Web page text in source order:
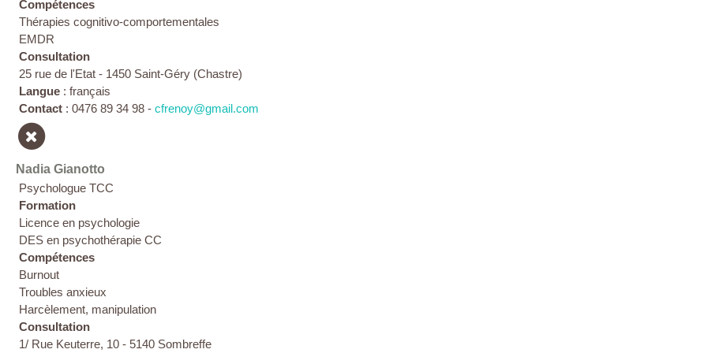
Compétences
Thérapies cognitivo-comportementales
EMDR
Consultation
25 rue de l'Etat - 1450 Saint-Géry (Chastre)
Langue : français
Contact : 0476 89 34 98 - cfrenoy@gmail.com
Nadia Gianotto
Psychologue TCC
Formation
Licence en psychologie
DES en psychothérapie CC
Compétences
Burnout
Troubles anxieux
Harcèlement, manipulation
Consultation
1/ Rue Keuterre, 10 - 5140 Sombreffe